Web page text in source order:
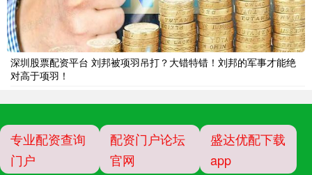
深圳股票配资平台 刘邦被项羽吊打？大错特错！刘邦的军事才能绝
对高于项羽！
专业配资查询
门户
配资门户论坛
官网
盛达优配下载
app